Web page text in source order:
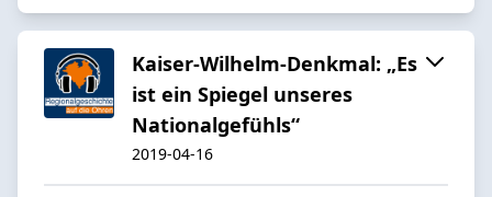
Kaiser-Wilhelm-Denkmal: „Es
ist ein Spiegel unseres
Nationalgefühls“
2019-04-16